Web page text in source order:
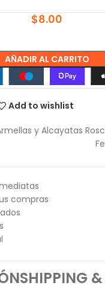
$8.00
AÑADIR AL CARRITO
Add to wishlist
y Alcayatas
compras
SHIPPING &